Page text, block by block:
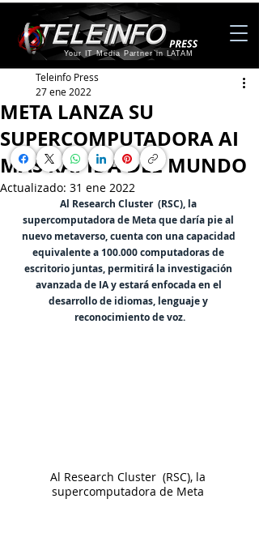
Your IT Media Partner in LATAM
META LANZA SU
SUPERCOMPUTADORA AI
MÁS RÁPIDA DEL MUNDO
Teleinfo Press
27 ene 2022
Actualizado: 31 ene 2022
Al Research Cluster  (RSC), la
supercomputadora de Meta que daría pie al
nuevo metaverso, cuenta con una capacidad
equivalente a 100.000 computadoras de
escritorio juntas, permitirá la investigación
avanzada de IA y estará enfocada en el
desarrollo de idiomas, lenguaje y
reconocimiento de voz.
Al Research Cluster  (RSC), la
supercomputadora de Meta